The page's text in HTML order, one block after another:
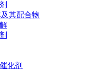
其配合物
化剂